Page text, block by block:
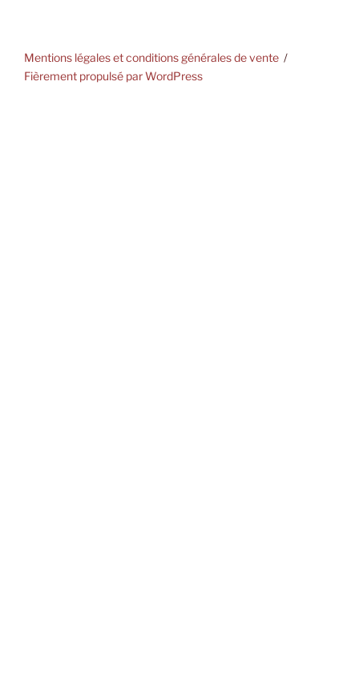
Mentions légales et conditions générales de vente
Fièrement propulsé par WordPress